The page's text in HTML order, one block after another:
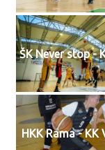
ŠK Never stop -
HKK Rama - KK